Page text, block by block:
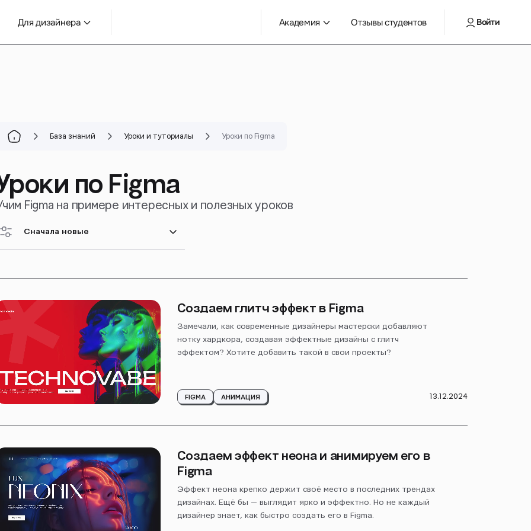
Для дизайнера Академия Отзывы студентов Войти
База знаний Уроки и туториалы Уроки по Figma
по Figma
Figma на примере интересных и полезных уроков
Сначала новые
Создаем глитч эффект в Figma
Замечали, как современные дизайнеры мастерски добавляют
нотку хардкора, создавая эффектные дизайны с глитч
эффектом? Хотите добавить такой в свои проекты?
FIGMA АНИМАЦИЯ 13.12.2024
Создаем эффект неона и анимируем его в
Figma
Эффект неона крепко держит своё место в последних трендах
дизайнах. Ещё бы — выглядит ярко и эффектно. Но не каждый
дизайнер знает, как быстро создать его в Figma.